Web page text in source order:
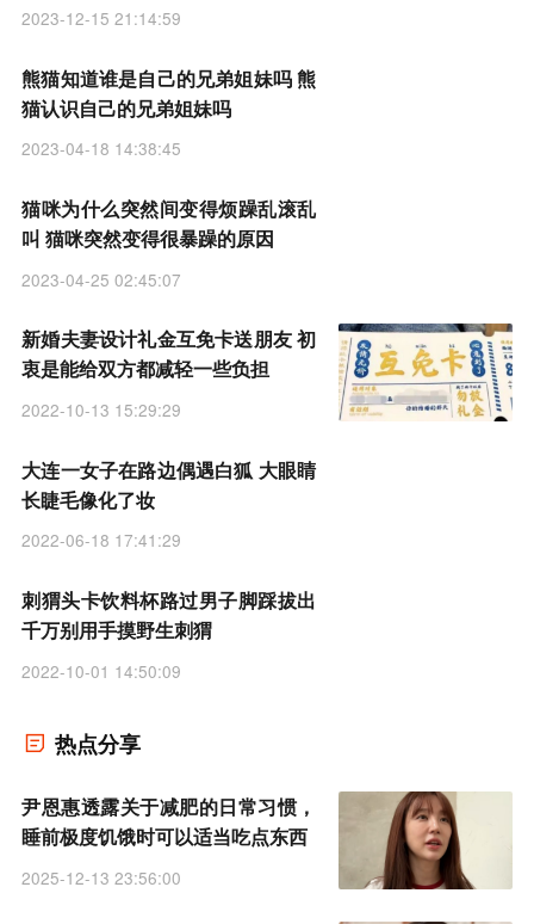
2023-12-15 21:14:59
熊猫知道谁是自己的兄弟姐妹吗 熊
猫认识自己的兄弟姐妹吗
2023-04-18 14:38:45
猫咪为什么突然间变得烦躁乱滚乱
叫 猫咪突然变得很暴躁的原因
2023-04-25 02:45:07
新婚夫妻设计礼金互免卡送朋友 初
衷是能给双方都减轻一些负担
2022-10-13 15:29:29
大连一女子在路边偶遇白狐 大眼睛
长睫毛像化了妆
2022-06-18 17:41:29
刺猬头卡饮料杯路过男子脚踩拔出
千万别用手摸野生刺猬
2022-10-01 14:50:09
热点分享
尹恩惠透露关于减肥的日常习惯，
睡前极度饥饿时可以适当吃点东西
2025-12-13 23:56:00